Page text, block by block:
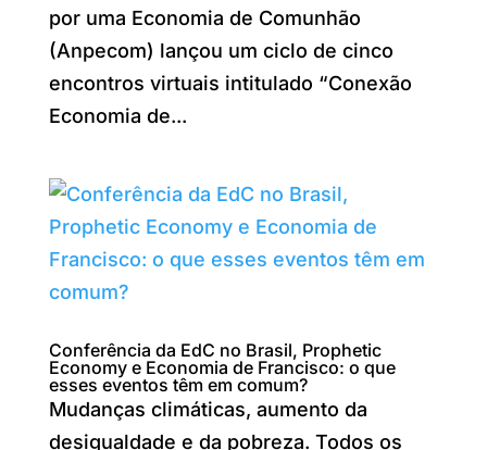
por uma Economia de Comunhão
(Anpecom) lançou um ciclo de cinco
encontros virtuais intitulado “Conexão
Economia de...
Conferência da EdC no Brasil, Prophetic
Economy e Economia de Francisco: o que
esses eventos têm em comum?
Mudanças climáticas, aumento da
desigualdade e da pobreza. Todos os